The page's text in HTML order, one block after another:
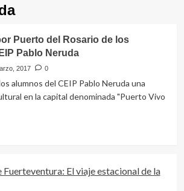
Puerto del Rosario de los
Pablo Neruda
2017 0
alumnos del CEIP Pablo Neruda una
en la capital denominada "Puerto Vivo
Fuerteventura: El viaje estacional de la